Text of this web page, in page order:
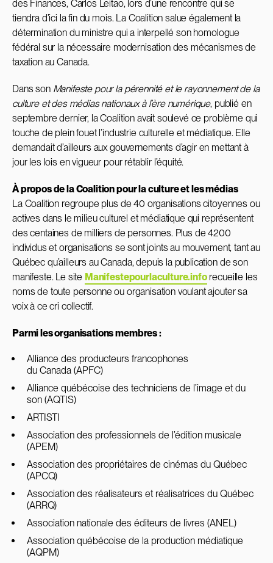
des Finances, Carlos Leitao, lors d’une rencontre qui se
tiendra d’ici la fin du mois. La Coalition salue également la
détermination du ministre qui a interpellé son homologue
fédéral sur la nécessaire modernisation des mécanismes de
taxation auCanada.
Dans son Manifeste pour la pérennité et le rayonnement de la
culture et des médias nationaux à l’ère numérique, publié en
septembre dernier, la Coalition avait soulevé ce problème qui
touche de plein fouet l’industrie culturelle et médiatique. Elle
demandait d’ailleurs aux gouvernements d’agir en mettant à
jour les lois en vigueur pour rétablir l’équité.
À propos de la Coalition pour la culture et les médias
La Coalition regroupe plus de 40 organisations citoyennes ou
actives dans le milieu culturel et médiatique qui représentent
des centaines de milliers de personnes. Plus de 4200
individus et organisations se sont joints au mouvement, tant au
Québec qu’ailleurs auCanada, depuis la publication de son
manifeste. Le site Manifestepourlaculture.inforecueille les
noms de toute personne ou organisation voulant ajouter sa
voix à ce cri collectif.
Parmi les organisations membres :
Alliance des producteurs francophones
du Canada (APFC)
Alliance québécoise des techniciens de l’image et du
son (AQTIS)
ARTISTI
Association des professionnels de l’édition musicale
(APEM)
Association des propriétaires de cinémas du Québec
(APCQ)
Association des réalisateurs et réalisatrices du Québec
(ARRQ)
Association nationale des éditeurs de livres (ANEL)
Association québécoise de la production médiatique
(AQPM)